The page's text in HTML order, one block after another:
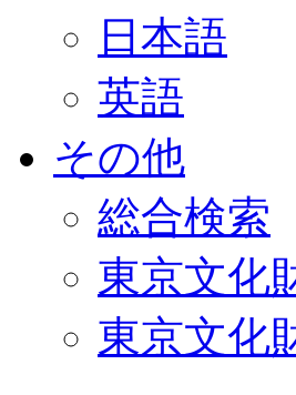
日本語
英語
その他
総合検索
東京文化
東京文化